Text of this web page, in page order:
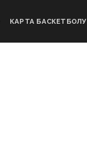
КАРТА БАСКЕТБОЛУ